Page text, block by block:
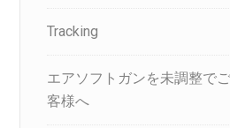
Tracking
エアソフトガンを未調整で
客様へ